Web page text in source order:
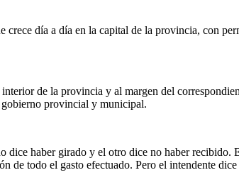
día a día en la capital de la provincia, con
de la provincia y al margen del
gobierno provincial y municipal.
haber girado y el otro dice no haber recibido.
todo el gasto efectuado. Pero el intendente